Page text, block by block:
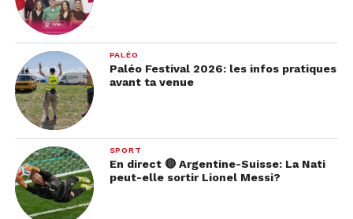
PALÉO
Paléo Festival 2026: les infos pratiques
avant ta venue
SPORT
En direct 🔴 Argentine-Suisse: La Nati
peut-elle sortir Lionel Messi?